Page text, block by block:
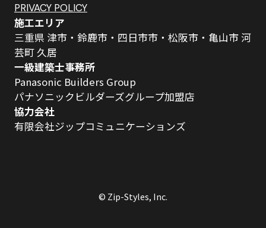
PRIVACY POLICY
施工エリア
三重県 津市・鈴鹿市・四日市市・松阪市・亀山市 河
芸町 久居
一級建築士事務所
Panasonic Builders Group
パナソニックビルダーズグループ加盟店
協力会社
有限会社ジップコミュニケーションズ
© Zip-Styles, Inc.